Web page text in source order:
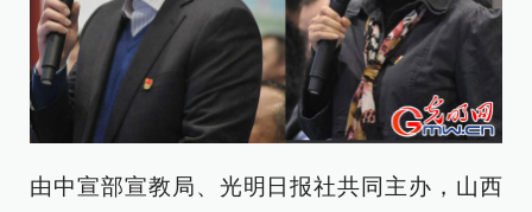
由中宣部宣教局、光明日报社共同主办，山西